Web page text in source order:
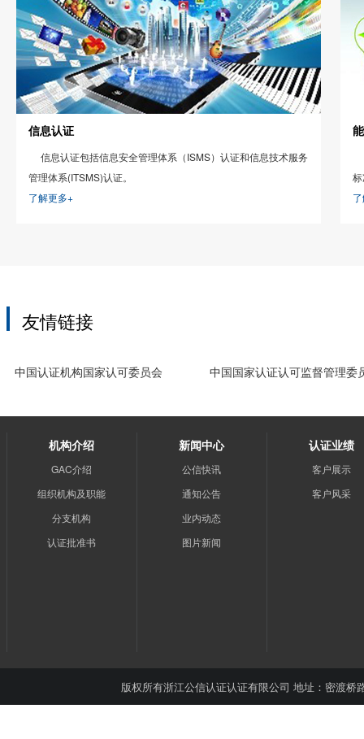
信息认证
信息认证包括信息安全管理体系（ISMS）认证和信息技术服务
管理体系(ITSMS)认证。
了解更多+
模
友情链接
中国认证机构国家认可委员会 中国国家认证认可监督管理委
机构介绍
GAC介绍
组织机构及职能
分支机构
认证批准书
新闻中心
公信快讯
通知公告
业内动态
图片新闻
认证业绩
客户展示
客户风采
版权所有浙江公信认证认证有限公司 地址：密渡